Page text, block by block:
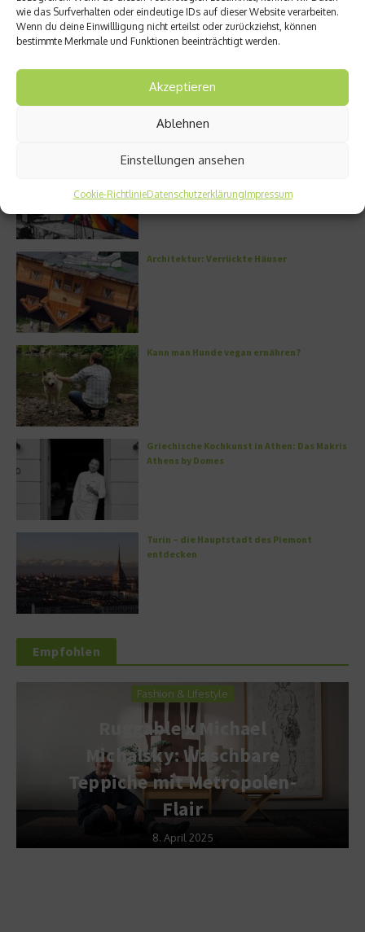
wie das Surfverhalten oder eindeutige IDs auf dieser Website verarbeiten.
Wenn du deine Einwillligung nicht erteilst oder zurückziehst, können
bestimmte Merkmale und Funktionen beeinträchtigt werden.
Akzeptieren
Ablehnen
Einstellungen ansehen
Cookie-RichtlinieDatenschutzerklärungImpressum
Unterwegs rund um das Amyth of Nicosia
Street Art Glossar – Die Codes der Szene
Architektur: Verrückte Häuser
Kann man Hunde vegan ernähren?
Griechische Kochkunst in Athen: Das Makris
Athens by Domes
Turin – die Hauptstadt des Piemont
entdecken
Empfohlen
Fashion & Lifestyle
Ruggable x Michael
Michalsky: Waschbare
Teppiche mit Metropolen-
Flair
8. April 2025